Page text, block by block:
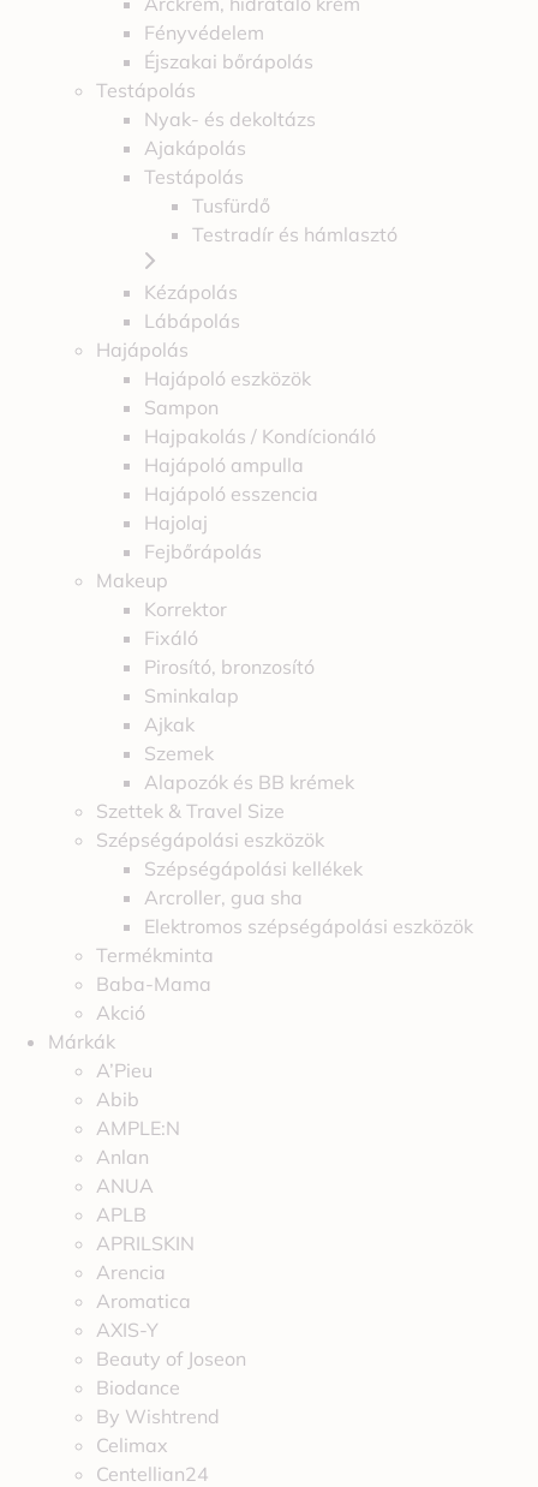
Fényvédelem
Éjszakai bőrápolás
Testápolás
Nyak- és dekoltázs
Ajakápolás
Testápolás
Tusfürdő
Testradír és hámlasztó
Kézápolás
Lábápolás
Hajápolás
Hajápoló eszközök
Sampon
Hajpakolás / Kondícionáló
Hajápoló ampulla
Hajápoló esszencia
Hajolaj
Fejbőrápolás
Makeup
Korrektor
Fixáló
Pirosító, bronzosító
Sminkalap
Ajkak
Szemek
Alapozók és BB krémek
Szettek & Travel Size
Szépségápolási eszközök
Szépségápolási kellékek
Arcroller, gua sha
Elektromos szépségápolási eszközök
Termékminta
Baba-Mama
Akció
Márkák
A’Pieu
Abib
AMPLE:N
Anlan
ANUA
APLB
APRILSKIN
Arencia
Aromatica
AXIS-Y
Beauty of Joseon
Biodance
By Wishtrend
Celimax
Centellian24